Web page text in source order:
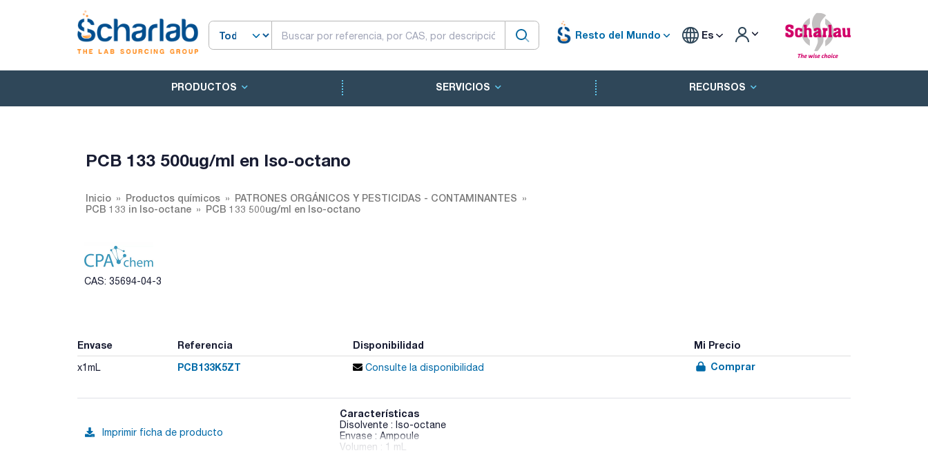
Resto del Mundo Es
PRODUCTOS SERVICIOS RECURSOS
PCB 133 500ug/ml en Iso-octano
Inicio Productos químicos
PATRONES ORGÁNICOS Y PESTICIDAS - CONTAMINANTES
PCB 133 in Iso-octane
PCB 133 500ug/ml en Iso-octano
CAS: 35694-04-3
Envase Referencia Disponibilidad Mi Precio
x1mL PCB133K5ZT Consulte la disponibilidad Comprar
Imprimir ficha de producto
Características
Disolvente : Iso-octane
Envase : Ampoule
Volumen : 1 mL